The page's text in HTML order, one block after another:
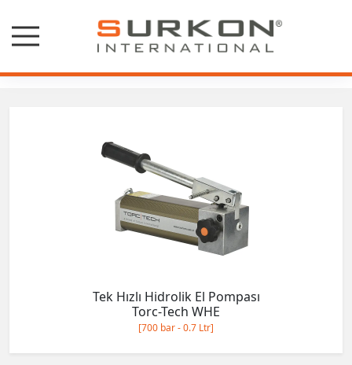
Tek Hızlı Hidrolik El Pompası
Torc-Tech WHE
[700 bar - 0.7 Ltr]